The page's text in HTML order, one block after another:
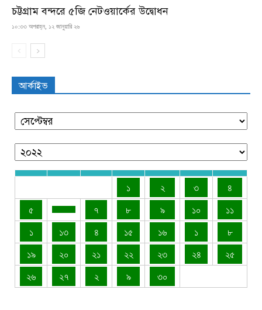
চট্টগ্রাম বন্দরে ৫জি নেটওয়ার্কের উদ্বোধন
১০:৩৩ অপরাহ্ন, ১২ জানুয়ারি ২৬
আর্কাইভ
১ ২ ৩
৪
৫
৭ ৮ ৯ ১০
১১
১
১৩ ৪ ১৫ ১৬ ১
৮
১৯
২০ ২১ ২২ ২৩ ২৪
২৫
২৬
২৭ ২ ৯ ৩০